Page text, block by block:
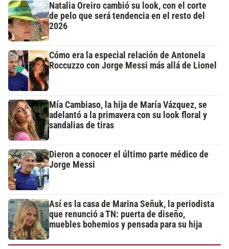
Natalia Oreiro cambió su look, con el corte
de pelo que será tendencia en el resto del
2026
Cómo era la especial relación de Antonela
Roccuzzo con Jorge Messi más allá de Lionel
Mía Cambiaso, la hija de María Vázquez, se
adelantó a la primavera con su look floral y
sandalias de tiras
Dieron a conocer el último parte médico de
Jorge Messi
Así es la casa de Marina Señuk, la periodista
que renunció a TN: puerta de diseño,
muebles bohemios y pensada para su hija